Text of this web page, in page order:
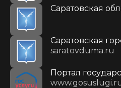
Саратовская
Саратовская
saratovduma.ru
Портал